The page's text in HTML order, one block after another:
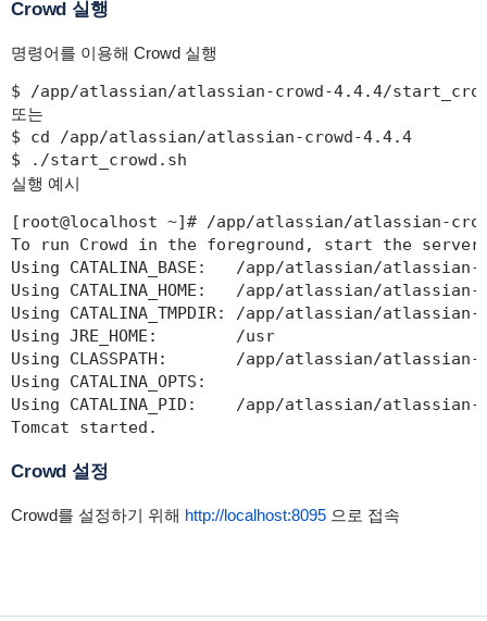
Crowd 실행
명령어를 이용해 Crowd 실행
$ /app/atlassian/atlassian-crowd-4.4.4/
또는
$ cd /app/atlassian/atlassian-crowd-4.4.4
$ ./start_crowd.sh
실행 예시
[root@localhost ~]# /app/atlassian/atlassian-
To run Crowd in the foreground, start the
Using CATALINA_BASE:   /app/atlassian/atlassian-
Using CATALINA_HOME:   /app/atlassian/
Using CATALINA_TMPDIR: /app/atlassian/
Using JRE_HOME:        /usr
Using CLASSPATH:       /app/atlassian/
Using CATALINA_OPTS:
Using CATALINA_PID:    /app/atlassian/
Tomcat started.
Crowd 설정
Crowd를 설정하기 위해 http://localhost:8095으로 접속